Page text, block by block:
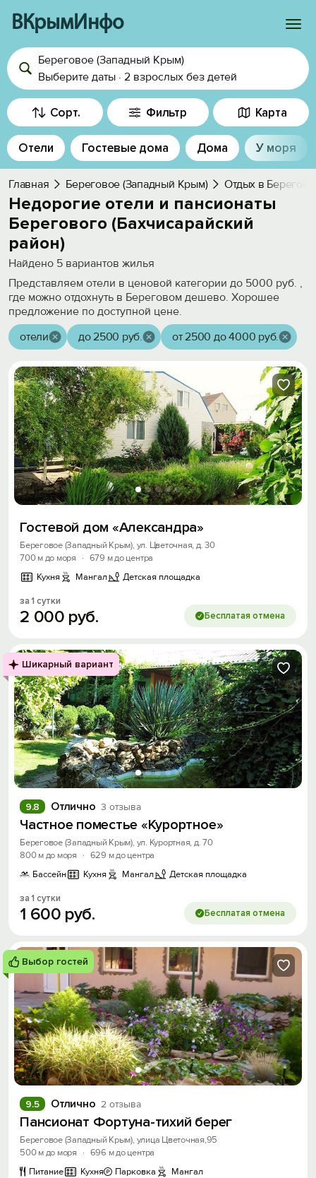
ВКрымИнфо
Войти
Избранное
История просмотра
Добавить свой объект
Береговое (Западный Крым)
Выберите даты · 2 взрослых без детей
Сорт. Фильтр Карта
Отели Гостевые дома Дома У моря
Главная Береговое (Западный Крым) Отдых в
Недорогие отели и пансионаты
Берегового (Бахчисарайский
район)
Найдено 5 вариантов жилья
Представляем отели в ценовой категории до 5000 руб. ,
где можно отдохнуть в Береговом дешево. Хорошее
предложение по доступной цене.
отели
до 2500 руб. от 2500 до 4000 руб.
Гостевой дом «Александра»
Береговое (Западный Крым), ул. Цветочная, д. 30
700 м до моря
· 679 м до центра
Кухня
Мангал Детская площадка
за 1 сутки
2 000 руб. Бесплатая отмена
Шикарный вариант
Отлично 3 отзыва
9.8
Частное поместье «Курортное»
Береговое (Западный Крым), ул. Курортная, д. 70
800 м до моря
· 629 м до центра
Бассейн
Кухня Мангал Детская площадка
за 1 сутки
1 600 руб. Бесплатая отмена
Выбор гостей
Отлично 2 отзыва
9.5
Пансионат Фортуна-тихий берег
Береговое (Западный Крым), улица Цветочная,95
500 м до моря
· 696 м до центра
Питание
Кухня Парковка Мангал